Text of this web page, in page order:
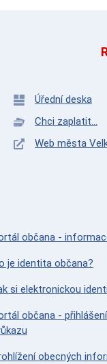
Úřední deska
Chci zaplatit...
Web města
občana -
je identita občana?
si elektronickou
občana -
obecných